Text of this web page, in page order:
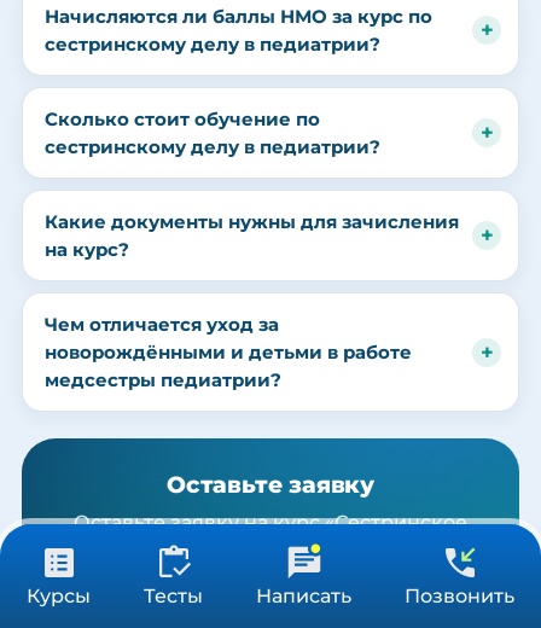
Курсы Тесты Написать Позвонить
Начисляются ли баллы НМО за курс по
сестринскому делу в педиатрии?
Сколько стоит обучение по
сестринскому делу в педиатрии?
Какие документы нужны для зачисления
на курс?
Чем отличается уход за
новорождёнными и детьми в работе
медсестры педиатрии?
Оставьте заявку
Оставьте заявку на курс «Сестринское
дело в педиатрии» — перезвоним,
ответим на вопросы и поможем с
оформлением.
от 3 900 ₽
36/72/144 ч Получить консультацию